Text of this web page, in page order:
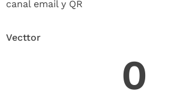
canal email y QR
Vecttor
0